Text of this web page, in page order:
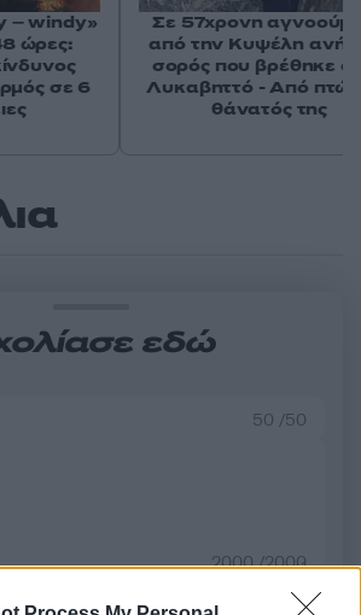
εδώ
50 /50
2000 /2000
Υποβολή σχολίου
– windy»
ώρες:
σε 6
Σε 57χρονη
από την Κυψέλη
σορός που βρέθηκε
Λυκαβηττό - Από
θάνατός της